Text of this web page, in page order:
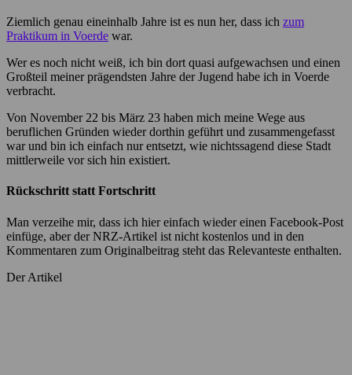
Ziemlich genau eineinhalb Jahre ist es nun her, dass ich zum
Praktikum in Voerde war.
Wer es noch nicht weiß, ich bin dort quasi aufgewachsen und einen
Großteil meiner prägendsten Jahre der Jugend habe ich in Voerde
verbracht.
Von November 22 bis März 23 haben mich meine Wege aus
beruflichen Gründen wieder dorthin geführt und zusammengefasst
war und bin ich einfach nur entsetzt, wie nichtssagend diese Stadt
mittlerweile vor sich hin existiert.
Rückschritt statt Fortschritt
Man verzeihe mir, dass ich hier einfach wieder einen Facebook-Post
einfüge, aber der NRZ-Artikel ist nicht kostenlos und in den
Kommentaren zum Originalbeitrag steht das Relevanteste enthalten.
Der Artikel